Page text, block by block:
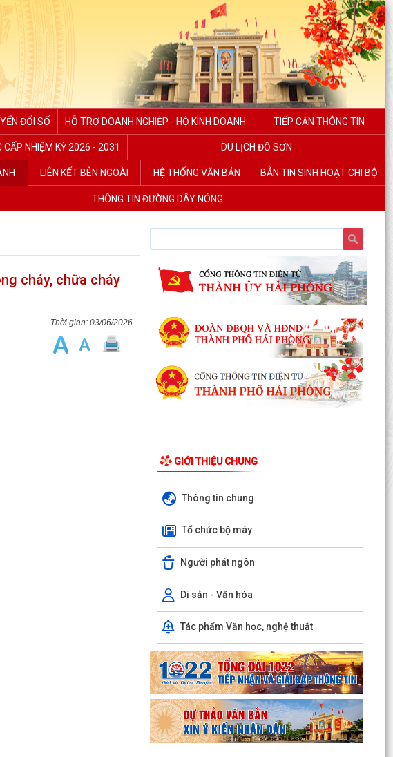
ĐỔI SỐ HỖ TRỢ DOANH NGHIỆP - HỘ KINH DOANH TIẾP CẬN THÔNG TIN
CẤP NHIỆM KỲ 2026 - 2031 DU LỊCH ĐỒ SƠN
LIÊN KẾT BÊN NGOÀI HỆ THỐNG VĂN BẢN BẢN TIN SINH HOẠT CHI BỘ
THÔNG TIN ĐƯỜNG DÂY NÓNG
cháy, chữa cháy
03/06/2026
GIỚI THIỆU CHUNG
Thông tin chung
Tổ chức bộ máy
Người phát ngôn
Di sản - Văn hóa
Tác phẩm Văn học, nghệ thuật
LUẬT CHUYỂN ĐỔI SỐ NĂM 2025 – BƯỚC TIẾN
QUAN TRỌNG TRONG XÂY DỰNG QUỐC GIA SỐ
NGHỊ ĐỊNH SỐ 309/2026/NĐ-CP, ngày
05/8/2026 sửa đổi, bổ sung một số điều của
Nghị định số...
QUYẾT ĐỊNH SỐ 2917/QĐ-UBND, ngày
25/7/2026 của UBND thành phố Ban hành Bộ
tiêu chí thực hiện Đề án...
Chung kết Hội thi lực lượng tham gia bảo vệ an
ninh, trật tự ở cơ sở giỏi toàn quốc (lần thứ 1)
năm...
Nghị quyết số 23/2026/NQ-HĐND ngày